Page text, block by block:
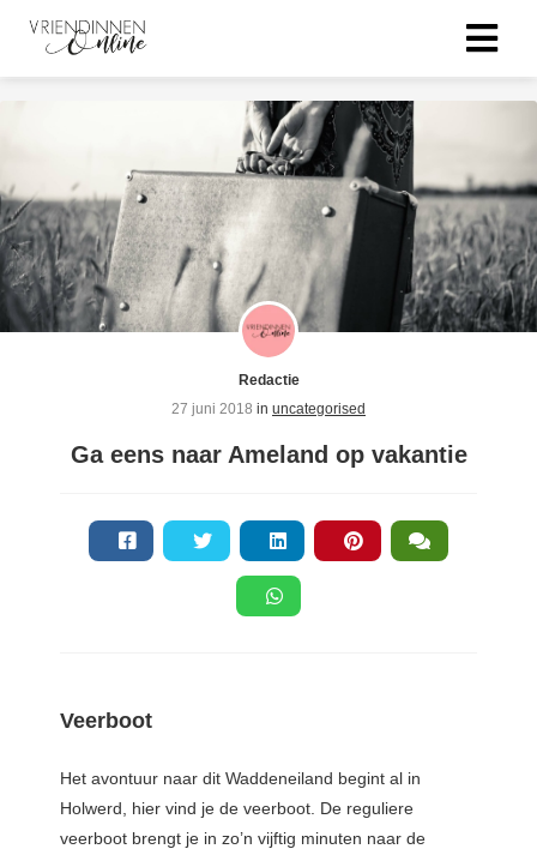
Redactie
27 juni 2018 in uncategorised
Ga eens naar Ameland op vakantie
Veerboot
Het avontuur naar dit Waddeneiland begint al in
Holwerd, hier vind je de veerboot. De reguliere
veerboot brengt je in zo’n vijftig minuten naar de